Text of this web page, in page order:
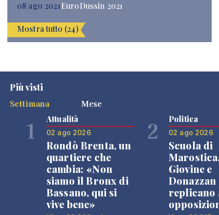
08 ago 2021EuroDussin 2021
Mostra tutto (24)
Più visti
Settimana
Mese
1 Attualità
02 ago 2026
Rondò Brenta, un
quartiere che
cambia: «Non
siamo il Bronx di
Bassano, qui si
vive bene»
2 Politica
02 ago 2026
Scuola di
Giovine e
Donazzan
replicano